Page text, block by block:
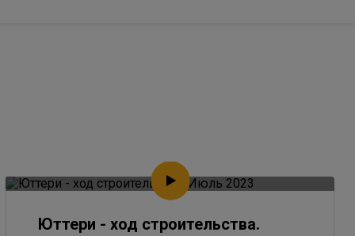
Юттери - ход строительства.